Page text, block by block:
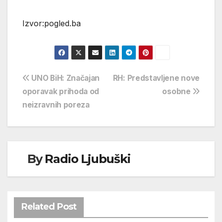
Izvor:pogled.ba
Navigacija
objava
RH: Predstavljene nove
osobne
UNO BiH: Značajan
oporavak prihoda od
neizravnih poreza
ByRadio Ljubuški
Related Post